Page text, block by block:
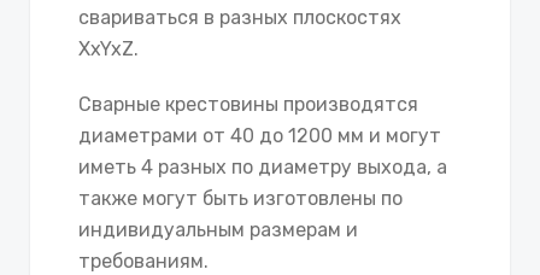
свариваться в разных плоскостях
XxYxZ.
Сварные крестовины производятся
диаметрами от 40 до 1200 мм и могут
иметь 4 разных по диаметру выхода, а
также могут быть изготовлены по
индивидуальным размерам и
требованиям.